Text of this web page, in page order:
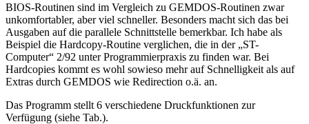
BIOS-Routinen sind im Vergleich zu GEMDOS-Routinen zwar
unkomfortabler, aber viel schneller. Besonders macht sich das bei
Ausgaben auf die parallele Schnittstelle bemerkbar. Ich habe als
Beispiel die Hardcopy-Routine verglichen, die in der „ST-
Computer“ 2/92 unter Programmierpraxis zu finden war. Bei
Hardcopies kommt es wohl sowieso mehr auf Schnelligkeit als auf
Extras durch GEMDOS wie Redirection o.ä. an.
Das Programm stellt 6 verschiedene Druckfunktionen zur
Verfügung (siehe Tab.).